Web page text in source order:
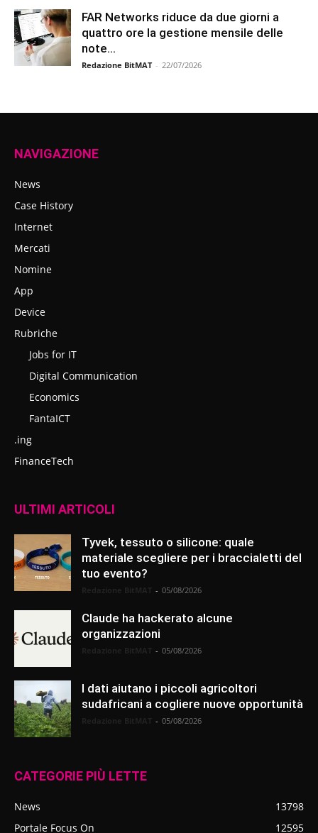
FAR Networks riduce da due giorni a
quattro ore la gestione mensile delle
note...
Redazione BitMAT - 22/07/2026
NAVIGAZIONE
News
Case History
Internet
Mercati
Nomine
App
Device
Rubriche
Jobs for IT
Digital Communication
Economics
FantaICT
.ing
FinanceTech
ULTIMI ARTICOLI
Tyvek, tessuto o silicone: quale
materiale scegliere per i braccialetti del
tuo evento?
- 05/08/2026
Claude ha hackerato alcune
organizzazioni
- 05/08/2026
I dati aiutano i piccoli agricoltori
sudafricani a cogliere nuove opportunità
- 05/08/2026
CATEGORIE PIÙ LETTE
News
13798
Portale Focus On
12595